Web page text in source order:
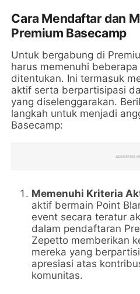
Cara Mendaftar dan
Premium Basecamp
Untuk bergabung di
harus memenuhi
ditentukan. Ini termasuk
aktif serta berpartisipasi
yang diselenggarakan.
langkah untuk menjadi
Basecamp:
Memenuhi Kriteria
aktif bermain Point
event secara teratur
dalam pendaftaran
Zepetto memberikan
mereka yang
apresiasi atas
komunitas.